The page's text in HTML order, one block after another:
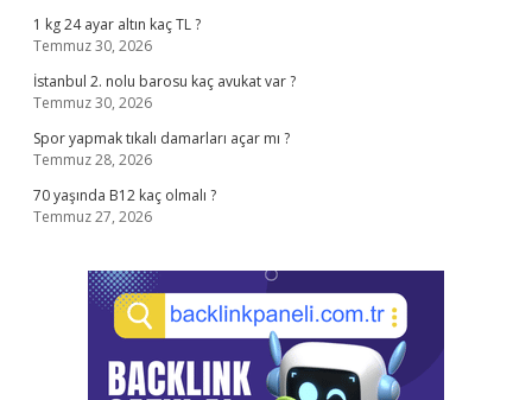
1 kg 24 ayar altın kaç TL ?
Temmuz 30, 2026
İstanbul 2. nolu barosu kaç avukat var ?
Temmuz 30, 2026
Spor yapmak tıkalı damarları açar mı ?
Temmuz 28, 2026
70 yaşında B12 kaç olmalı ?
Temmuz 27, 2026